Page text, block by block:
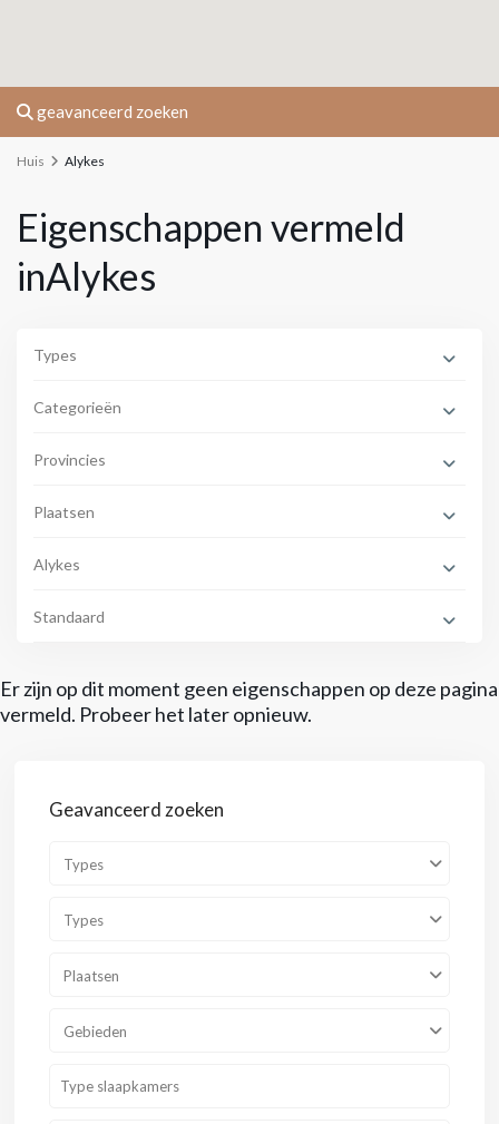
geavanceerd zoeken
Huis Alykes
Eigenschappen vermeld
inAlykes
Types
Categorieën
Provincies
Plaatsen
Alykes
Standaard
Er zijn op dit moment geen eigenschappen op deze pagina
vermeld. Probeer het later opnieuw.
Geavanceerd zoeken
Types
Types
Plaatsen
Gebieden